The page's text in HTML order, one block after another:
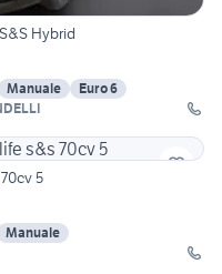
Hybrid
Manuale
Euro 6
5
Manuale